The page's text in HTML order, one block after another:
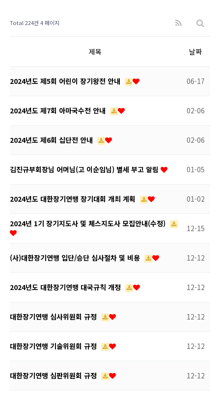
Total 224건 4 페이지
제목 날짜
2024년도 제5회 어린이 장기왕전 안내 06-17
2024년도 제7회 아마국수전 안내 02-06
2024년도 제6회 십단전 안내 02-06
김진규부회장님 어머님(고 이순임님) 별세 부고 알림 01-05
2024년도 대한장기연맹 장기대회 개최 계획 01-02
2024년 1기 장기지도사 및 체스지도사 모집안내(수정) 12-15
(사)대한장기연맹 입단/승단 심사절차 및 비용 12-12
2024년도 대한장기연맹 대국규칙 개정 12-12
대한장기연맹 심사위원회 규정 12-12
대한장기연맹 기술위원회 규정 12-12
대한장기연맹 심판위원회 규정 12-12